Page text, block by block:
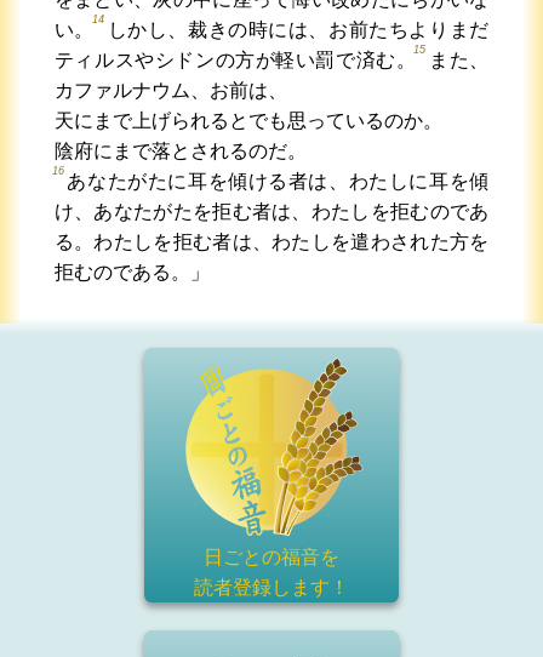
い。
14
しかし、裁きの時には、お前たちよりまだ
ティルスやシドンの方が軽い罰で済む。
15
また、
カファルナウム、お前は、
天にまで上げられるとでも思っているのか。
陰府にまで落とされるのだ。
16
あなたがたに耳を傾ける者は、わたしに耳を傾
け、あなたがたを拒む者は、わたしを拒むのであ
る。わたしを拒む者は、わたしを遣わされた方を
拒むのである。」
日ごとの福音を
読者登録します！